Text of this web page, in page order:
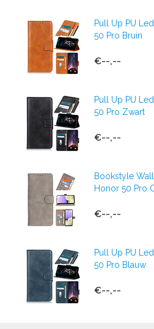
Pull Up PU
50 Pro Bruin
€--,--
Pull Up PU
50 Pro Zwart
€--,--
Bookstyle
Honor 50 Pro
€--,--
Pull Up PU
50 Pro Blauw
€--,--